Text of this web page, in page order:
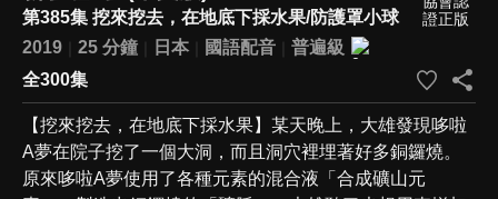
第385集 挖來挖去，在地底下採水果/防護罩小球
2019
25 分鐘 日本 國語配音
普遍級
全300集
【挖來挖去，在地底下採水果】某天晚上，大雄發現哆啦
A夢在院子挖了一個大洞，而且洞穴裡埋著好多銅鑼燒。
原來哆啦A夢使用了各種元素的混合液「合成礦山元